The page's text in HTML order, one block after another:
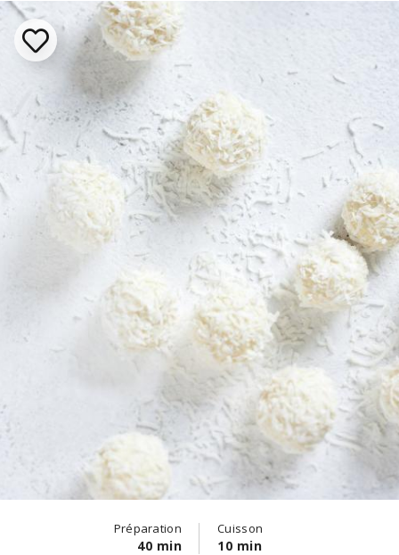
Préparation
40 min
Cuisson
10 min